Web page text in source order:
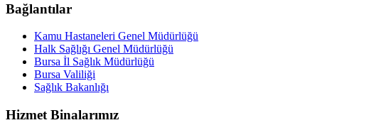
Bağlantılar
Kamu Hastaneleri Genel Müdürlüğü
Halk Sağlığı Genel Müdürlüğü
Bursa İl Sağlık Müdürlüğü
Bursa Valiliği
Sağlık Bakanlığı
Hizmet Binalarımız